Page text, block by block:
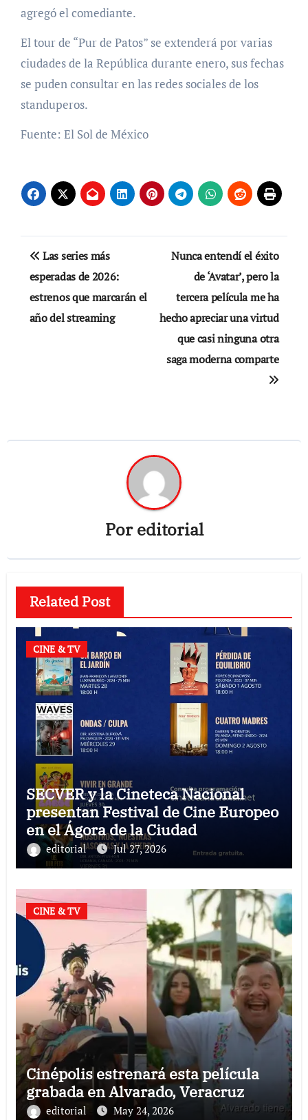
agregó el comediante.
El tour de “Pur de Patos” se extenderá por varias
ciudades de la República durante enero, sus fechas
se puden consultar en las redes sociales de los
standuperos.
Fuente: El Sol de México
Navegación
de
entradas
Las series más
esperadas de 2026:
estrenos que marcarán el
año del streaming
Nunca entendí el éxito
de ‘Avatar’, pero la
tercera película me ha
hecho apreciar una virtud
que casi ninguna otra
saga moderna comparte
Poreditorial
Related Post
CINE & TV
SECVER y la Cineteca Nacional
presentan Festival de Cine Europeo
en el Ágora de la Ciudad
editorial Jul 27, 2026
CINE & TV
Cinépolis estrenará esta película
grabada en Alvarado, Veracruz
editorial May 24, 2026